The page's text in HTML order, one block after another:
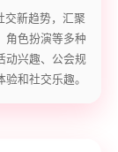
交新趋势，汇聚
角色扮演等多种
动兴趣、公会规
和社交乐趣。